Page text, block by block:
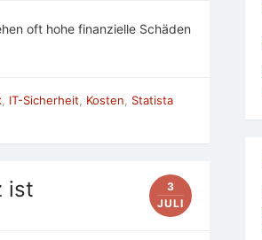
oft hohe finanzielle Schäden
, IT-Sicherheit Kosten Statista
ist
3
JULI